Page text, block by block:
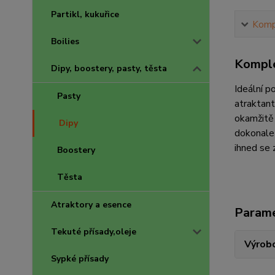
Partikl, kukuřice
Boilies
Dipy, boostery, pasty, těsta
Pasty
Dipy
Boostery
Těsta
Atraktory a esence
Tekuté přísady,oleje
Sypké přísady
Ideální
atraktant
ihned se